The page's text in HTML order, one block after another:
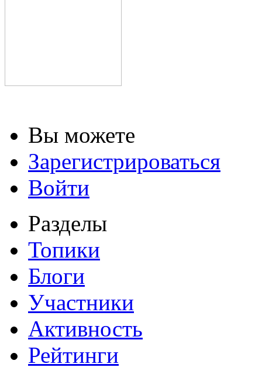
Вы можете
Зарегистрироваться
Войти
Разделы
Топики
Блоги
Участники
Активность
Рейтинги